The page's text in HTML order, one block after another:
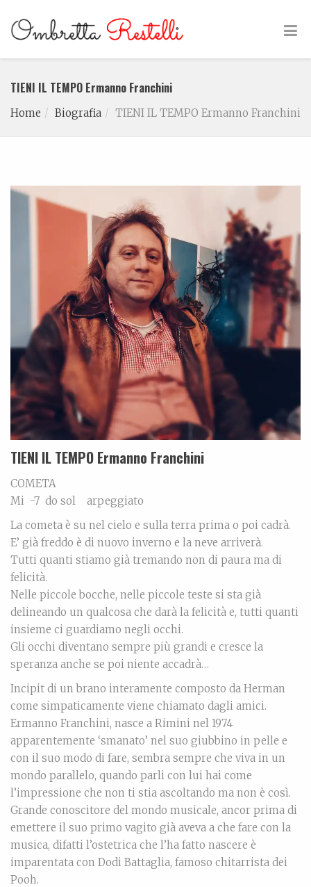
TIENI IL TEMPO Ermanno Franchini
Home Biografia TIENI IL TEMPO Ermanno Franchini
TIENI IL TEMPO Ermanno Franchini
COMETA
Mi -7 do sol arpeggiato
La cometa è su nel cielo e sulla terra prima o poi cadrà.
E’ già freddo è di nuovo inverno e la neve arriverà.
Tutti quanti stiamo già tremando non di paura ma di
felicità.
Nelle piccole bocche, nelle piccole teste si sta già
delineando un qualcosa che darà la felicità e, tutti quanti
insieme ci guardiamo negli occhi.
Gli occhi diventano sempre più grandi e cresce la
speranza anche se poi niente accadrà…
Incipit di un brano interamente composto da Herman
come simpaticamente viene chiamato dagli amici.
Ermanno Franchini, nasce a Rimini nel 1974
apparentemente ‘smanato’ nel suo giubbino in pelle e
con il suo modo di fare, sembra sempre che viva in un
mondo parallelo, quando parli con lui hai come
l’impressione che non ti stia ascoltando ma non è così.
Grande conoscitore del mondo musicale, ancor prima di
emettere il suo primo vagito già aveva a che fare con la
musica, difatti l’ostetrica che l’ha fatto nascere è
imparentata con Dodi Battaglia, famoso chitarrista dei
Pooh.